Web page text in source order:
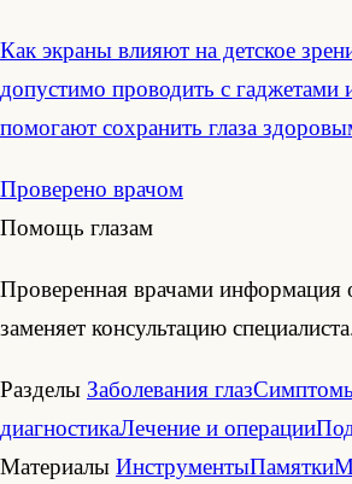
Как экраны влияют на детское
допустимо проводить с гаджетами
помогают сохранить глаза
Проверено врачом
Помощь глазам
Проверенная врачами информация
заменяет консультацию
Разделы Заболевания глаз
диагностикаЛечение и операции
Материалы ИнструментыПамятки